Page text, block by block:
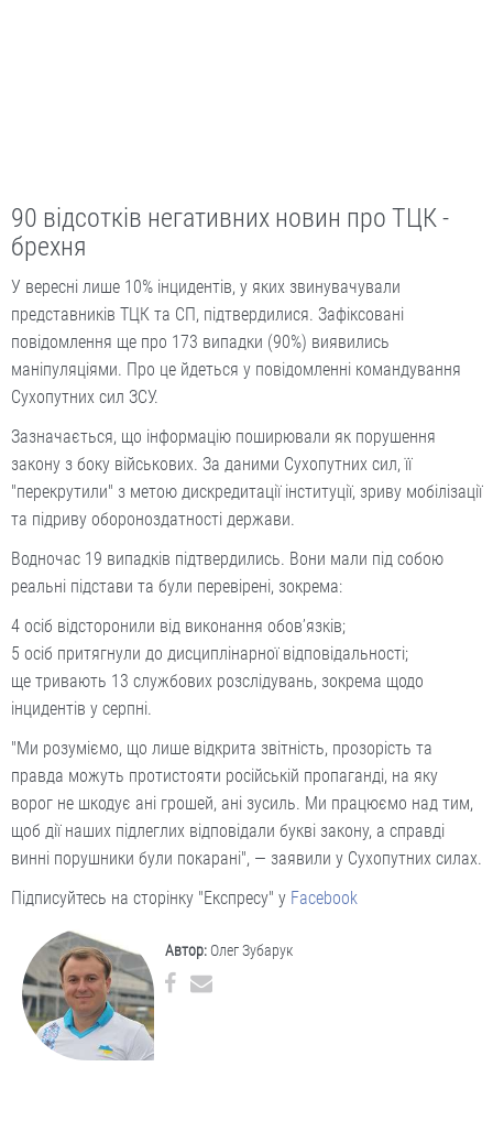
90 відсотків негативних новин про ТЦК -
брехня
У вересні лише 10% інцидентів, у яких звинувачували
представників ТЦК та СП, підтвердилися. Зафіксовані
повідомлення ще про 173 випадки (90%) виявились
маніпуляціями. Про це йдеться у повідомленні командування
Сухопутних сил ЗСУ.
Зазначається, що інформацію поширювали як порушення
закону з боку військових. За даними Сухопутних сил, її
"перекрутили" з метою дискредитації інституції, зриву мобілізації
та підриву обороноздатності держави.
Водночас 19 випадків підтвердились. Вони мали під собою
реальні підстави та були перевірені, зокрема:
4 осіб відсторонили від виконання обов’язків;
5 осіб притягнули до дисциплінарної відповідальності;
ще тривають 13 службових розслідувань, зокрема щодо
інцидентів у серпні.
"Ми розуміємо, що лише відкрита звітність, прозорість та
правда можуть протистояти російській пропаганді, на яку
ворог не шкодує ані грошей, ані зусиль. Ми працюємо над тим,
щоб дії наших підлеглих відповідали букві закону, а справді
винні порушники були покарані", — заявили у Сухопутних силах.
Підписуйтесь на сторінку "Експресу" у Facebook
Автор: Олег Зубарук